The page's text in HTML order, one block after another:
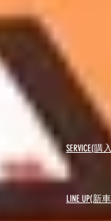
SERVICE(
LINE UP(新